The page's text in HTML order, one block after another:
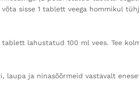
sisse 1 tablett veega hommikul
lahustatud 100 ml vees. Tee
laupa ja ninasõõrmeid vastavalt